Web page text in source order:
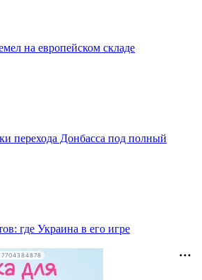
на европейском складе
перехода Донбасса под полный
где Украина в его игре